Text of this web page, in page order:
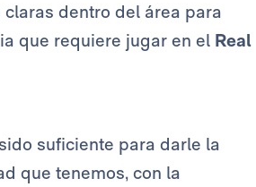
dentro del área para
que requiere jugar en el Real
suficiente para darle la
que tenemos, con la